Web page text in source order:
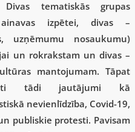
Divas tematiskās grupas
izpētei, divas –
uzņēmumu nosaukumu)
un rokrakstam un divas –
mantojumam. Tāpat
tādi jautājumi kā
nevienlīdzība, Covid-19,
publiskie protesti. Pavisam